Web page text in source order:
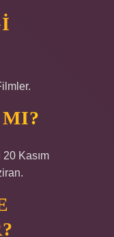
Kasım